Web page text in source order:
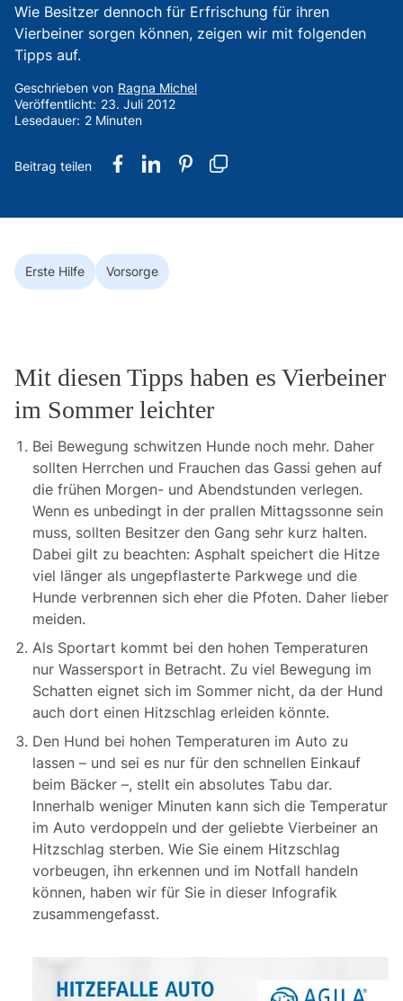
Wie Besitzer dennoch für Erfrischung für ihren
Vierbeiner sorgen können, zeigen wir mit folgenden
Tipps auf.
Geschrieben von Ragna Michel
Veröffentlicht: 23. Juli 2012
Lesedauer: 2 Minuten
Erste Hilfe Vorsorge
Mit diesen Tipps haben es Vierbeiner
im Sommer leichter
Bei Bewegung schwitzen Hunde noch mehr. Daher
sollten Herrchen und Frauchen das Gassi gehen auf
die frühen Morgen- und Abendstunden verlegen.
Wenn es unbedingt in der prallen Mittagssonne sein
muss, sollten Besitzer den Gang sehr kurz halten.
Dabei gilt zu beachten: Asphalt speichert die Hitze
viel länger als ungepflasterte Parkwege und die
Hunde verbrennen sich eher die Pfoten. Daher lieber
meiden.
Als Sportart kommt bei den hohen Temperaturen
nur Wassersport in Betracht. Zu viel Bewegung im
Schatten eignet sich im Sommer nicht, da der Hund
auch dort einen Hitzschlag erleiden könnte.
Den Hund bei hohen Temperaturen im Auto zu
lassen – und sei es nur für den schnellen Einkauf
beim Bäcker –, stellt ein absolutes Tabu dar.
Innerhalb weniger Minuten kann sich die Temperatur
im Auto verdoppeln und der geliebte Vierbeiner an
Hitzschlag sterben. Wie Sie einem Hitzschlag
vorbeugen, ihn erkennen und im Notfall handeln
können, haben wir für Sie in dieser Infografik
zusammengefasst.